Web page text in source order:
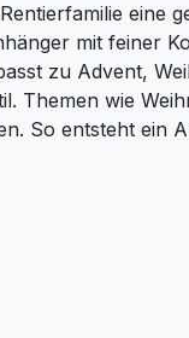
eine
mit feiner
zu Advent,
Themen wie
So entsteht ein